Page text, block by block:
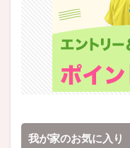
我が家のお気に入り